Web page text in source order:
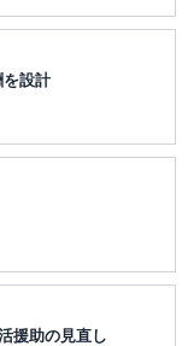
応改定として全体
だ介護保険制度未施
設計
ス・施設サービスを
ービス」「施設介護
して非課税取引と位
介護分野にも持ち込
は単独論点としては
援助の見直し